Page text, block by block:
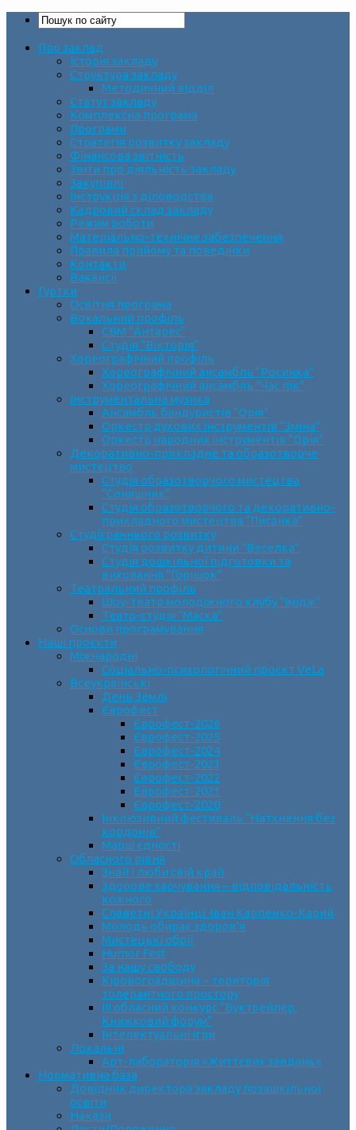
Про заклад
Історія закладу
Структура закладу
Методичний відділ
Статут закладу
Комплексна програма
Програми
Стратегія розвитку закладу
Фінансова звітність
Звіти про діяльність закладу
Закупівлі
Інструкція з діловодства
Кадровий склад закладу
Режим роботи
Матеріально-технічне забезпечення
Правила прийому та поведінки
Контакти
Вакансії
Гуртки
Освітня програма
Вокальний профіль
СВМ “Антарес”
Студія “Вікторія”
Хореографічний профіль
Хореографічний ансамбль “Росинка”
Хореографічний ансамбль “Час пік”
Інструментальна музика
Ансамбль бандуристів “Орія”
Оркестр духових інструментів “Зміна”
Оркестр народних інструментів “Орія”
Декоративно-прикладне та образотворче
мистецтво
Cтудія образотворчого мистецтва
“Соняшник”
Студія образотворчого та декоративно-
прикладного мистецтва “Писанка”
Студії раннього розвитку
Студія розвитку дитини “Веселка”
Студія дошкільної підготовки та
виховання “Горішок”
Театральний профіль
Шоу-театр молодіжного клубу “Імідж”
Театр-студія “Маска”
Основи програмування
Наші проєкти
Міжнародні
Соціально-психологічний проєкт VeLa
Всеукраїнські
День Землі
Єврофест
Єврофест-2026
Єврофест-2025
Єврофест-2024
Єврофест-2023
Єврофест-2022
Єврофест-2021
Єврофест-2020
Інклюзивний фестиваль “Натхнення без
кордонів”
Марш єдності
Обласного рівня
Знай і люби свій край
Здорове харчування – відповідальність
кожного
Славетні Українці. Іван Карпенко-Карий
Молодь обирає здоров’я
Мистецькі обрії
Humor Fest
За нашу свободу
Кіровоградщина – територія
толерантного простору
ІII обласний конкурс “Буктрейлер.
Книжковий форум”
Інтелектуальні ігри
Локальні
Арт-лабораторія «Життєвих завдань»
Нормативна база
Довідник директора закладу позашкільної
освіти
Накази